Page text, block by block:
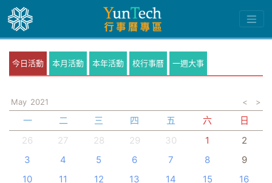
今日活動 本月活動 本年活動 校行事曆 一週大事
May 2021 < >
一 二 三 四 五 六
日
26
27 28 29 30 1
2
3
4 5 6 7 8
9
10
11 12 13 14 15
16